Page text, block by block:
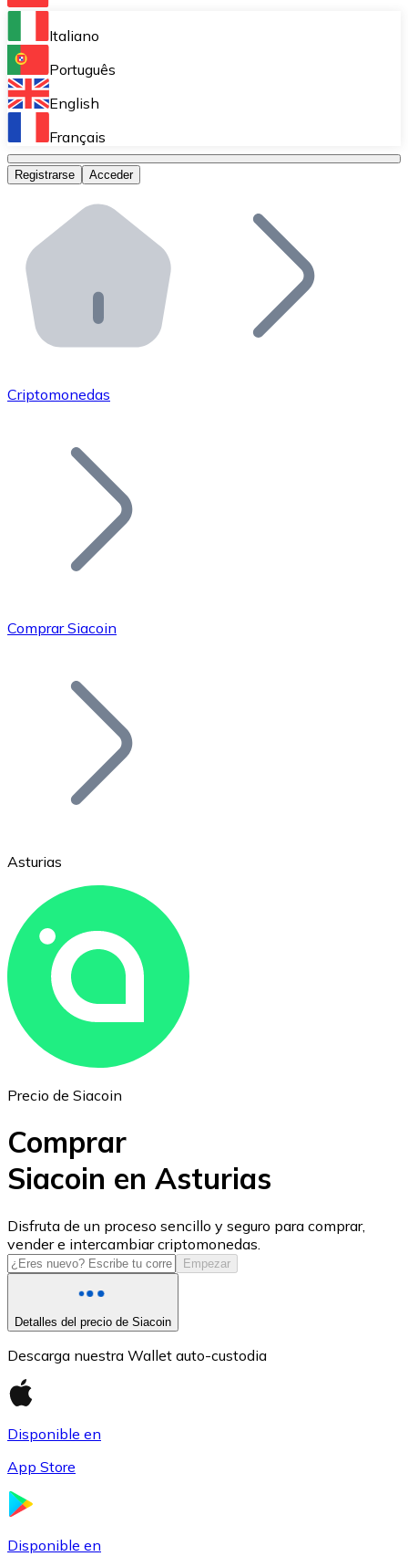
Bitnovo Ramp
Integra nuestra solución en tu plataforma.
Bitnovo Giftcards
Bitnovo OTC
Bitnovo ATM
Integra un ATM Bitnovo en tu negocio y permite que
Bitnovo API
Integra nuestra API en tu ecosistema.
Únete a nuestra red de distribuidores.
Añade tu proyecto a nuestro ecosistema.
Bitcoin
Ethereum
ETH
USD Coin
USDC
Italiano
Português
English
Français
Registrarse Acceder
Criptomonedas
Comprar Siacoin
Asturias
Precio de Siacoin
Comprar
Siacoin en Asturias
Disfruta de un proceso sencillo y seguro para comprar,
vender e intercambiar criptomonedas.
Empezar
Detalles del precio de Siacoin
Descarga nuestra Wallet auto-custodia
Disponible en
App Store
Disponible en